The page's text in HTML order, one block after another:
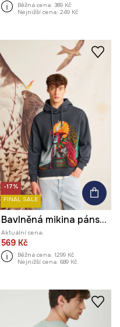
Běžná cena: 389 Kč
Nejnižší cena: 249 Kč
-17%
FINAL SALE
Bavlněná mikina pánská z kolekce El Gato Chimney x Medicine šedá barva
Aktuální cena:
569 Kč
Běžná cena: 1299 Kč
Nejnižší cena: 689 Kč